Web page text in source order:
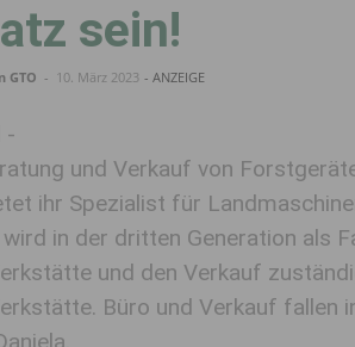
sein!
GTO - 10. März 2023 - ANZEIGE
-
und Verkauf von
ihr Spezialist für
wird in der dritten Generation als
und den Verkauf
Büro und Verkauf fallen